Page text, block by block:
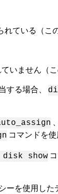
れている（こ
いません（
する場合、
コマンドを
show
ーを使用し